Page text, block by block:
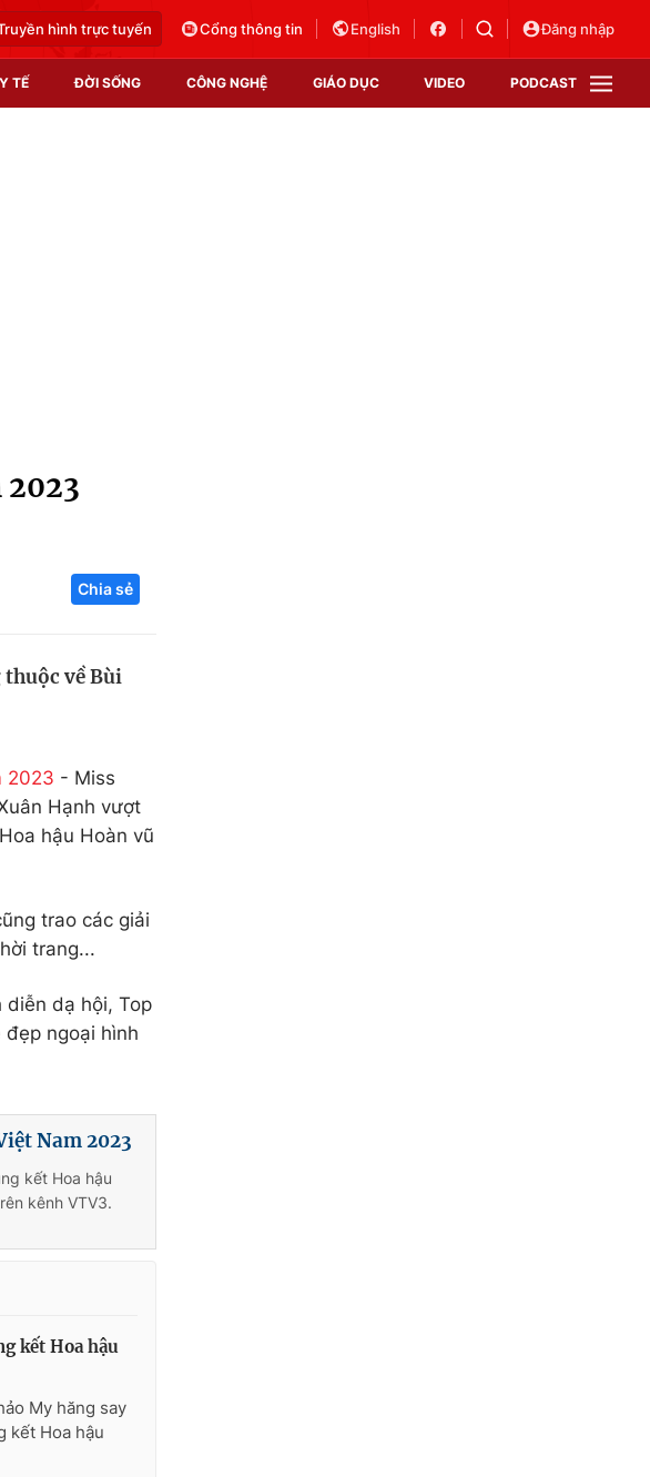
hình trực tuyến Cổng thông tin English Đăng nhập
Y TẾ ĐỜI SỐNG CÔNG NGHỆ GIÁO DỤC VIDEO PODCAST
Infographic
Công nghệ
Sản phẩm
Tư vấn
2023
Chia sẻ
về Bùi
2023 - Miss
Hạnh vượt
hậu Hoàn vũ
trao các giải
trang...
diễn dạ hội, Top
ngoại hình
Nam 2023
kết Hoa hậu
kênh VTV3.
kết Hoa hậu
My hăng say
kết Hoa hậu